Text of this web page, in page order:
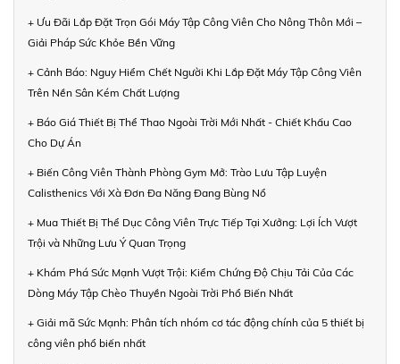
+ Ưu Đãi Lắp Đặt Trọn Gói Máy Tập Công Viên Cho Nông Thôn Mới –
Giải Pháp Sức Khỏe Bền Vững
+ Cảnh Báo: Nguy Hiểm Chết Người Khi Lắp Đặt Máy Tập Công Viên
Trên Nền Sân Kém Chất Lượng
+ Báo Giá Thiết Bị Thể Thao Ngoài Trời Mới Nhất - Chiết Khấu Cao
Cho Dự Án
+ Biến Công Viên Thành Phòng Gym Mở: Trào Lưu Tập Luyện
Calisthenics Với Xà Đơn Đa Năng Đang Bùng Nổ
+ Mua Thiết Bị Thể Dục Công Viên Trực Tiếp Tại Xưởng: Lợi Ích Vượt
Trội và Những Lưu Ý Quan Trọng
+ Khám Phá Sức Mạnh Vượt Trội: Kiểm Chứng Độ Chịu Tải Của Các
Dòng Máy Tập Chèo Thuyền Ngoài Trời Phổ Biến Nhất
+ Giải mã Sức Mạnh: Phân tích nhóm cơ tác động chính của 5 thiết bị
công viên phổ biến nhất